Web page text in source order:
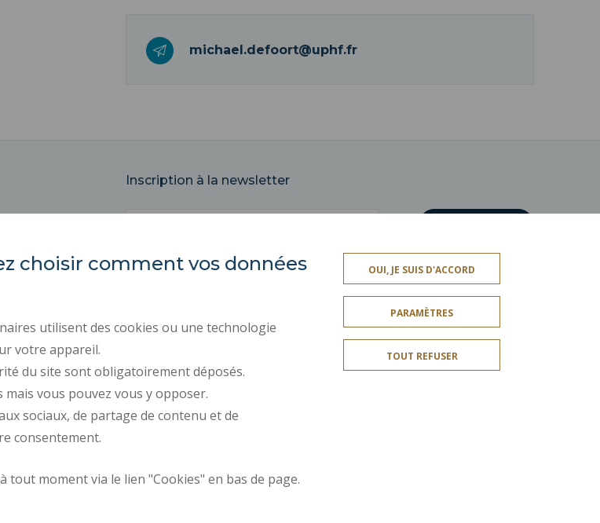
michael.defoort@uphf.fr
Inscription à la newsletter
MENTIONS LÉGALES
RECRUTEMENTS PLAN DU SITE
DONNÉES PERSONNELLES
GESTION DES COOKIES
Requête d'amélioration
choisir comment vos données
utilisent des cookies ou une technologie
votre appareil.
du site sont obligatoirement déposés.
vous pouvez vous y opposer.
sociaux, de partage de contenu et de
consentement.
moment via le lien "Cookies" en bas de page.
OUI, JE SUIS D'ACCORD
PARAMÈTRES
TOUT REFUSER